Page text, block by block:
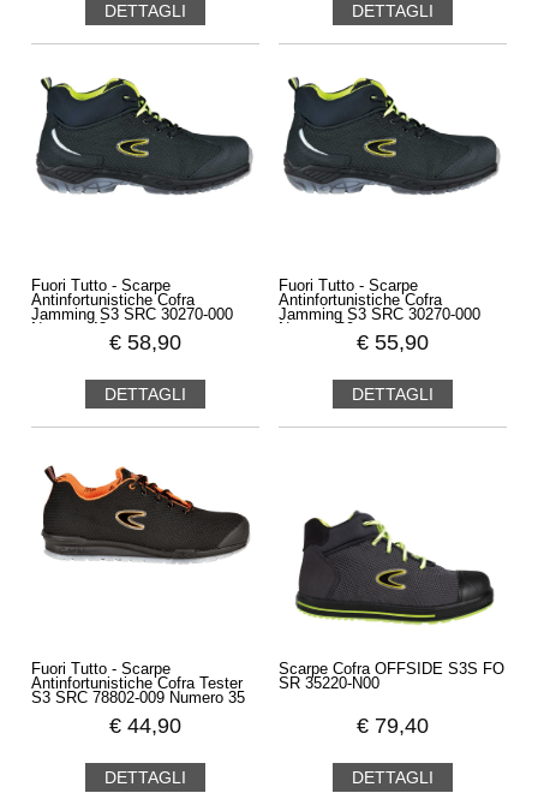
DETTAGLI DETTAGLI
Fuori Tutto - Scarpe
Antinfortunistiche Cofra
Jamming S3 SRC 30270-000
€ 58,90
DETTAGLI
Fuori Tutto - Scarpe
Antinfortunistiche Cofra
Jamming S3 SRC 30270-000
€ 55,90
DETTAGLI
Fuori Tutto - Scarpe
Antinfortunistiche Cofra Tester
S3 SRC 78802-009 Numero 35
€ 44,90
DETTAGLI
Scarpe Cofra OFFSIDE S3S FO
SR 35220-N00
€ 79,40
DETTAGLI